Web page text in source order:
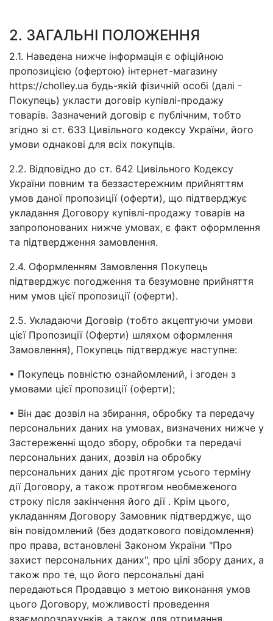
2. ЗАГАЛЬНІ ПОЛОЖЕННЯ
2.1. Наведена нижче інформація є офіційною
пропозицією (офертою) інтернет-магазину
https://cholley.ua будь-якій фізичній особі (далі -
Покупець) укласти договір купівлі-продажу
товарів. Зазначений договір є публічним, тобто
згідно зі ст. 633 Цивільного кодексу України, його
умови однакові для всіх покупців.
2.2. Відповідно до ст. 642 Цивільного Кодексу
України повним та беззастережним прийняттям
умов даної пропозиції (оферти), що підтверджує
укладання Договору купівлі-продажу товарів на
запропонованих нижче умовах, є факт оформлення
та підтвердження замовлення.
2.4. Оформленням Замовлення Покупець
підтверджує погодження та безумовне прийняття
ним умов цієї пропозиції (оферти).
2.5. Укладаючи Договір (тобто акцептуючи умови
цієї Пропозиції (Оферти) шляхом оформлення
Замовлення), Покупець підтверджує наступне:
• Покупець повністю ознайомлений, і згоден з
умовами цієї пропозиції (оферти);
• Він дає дозвіл на збирання, обробку та передачу
персональних даних на умовах, визначених нижче у
Застереженні щодо збору, обробки та передачі
персональних даних, дозвіл на обробку
персональних даних діє протягом усього терміну
дії Договору, а також протягом необмеженого
строку після закінчення його дії . Крім цього,
укладанням Договору Замовник підтверджує, що
він повідомлений (без додаткового повідомлення)
про права, встановлені Законом України "Про
захист персональних даних", про цілі збору даних, а
також про те, що його персональні дані
передаються Продавцю з метою виконання умов
цього Договору, можливості проведення
взаєморозрахунків, а також для отримання